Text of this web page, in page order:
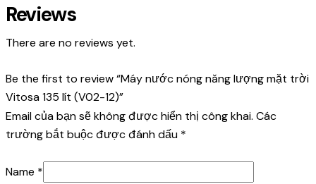
Reviews
There are no reviews yet.
Be the first to review “Máy nước nóng năng lượng mặt trời
Vitosa 135 lít (V02-12)”
Email của bạn sẽ không được hiển thị công khai. Các
trường bắt buộc được đánh dấu *
Name *